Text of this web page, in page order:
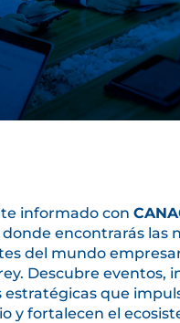
CANACO
informado con
donde encontrarás las
del mundo
Descubre eventos,
estratégicas que
y fortalecen el